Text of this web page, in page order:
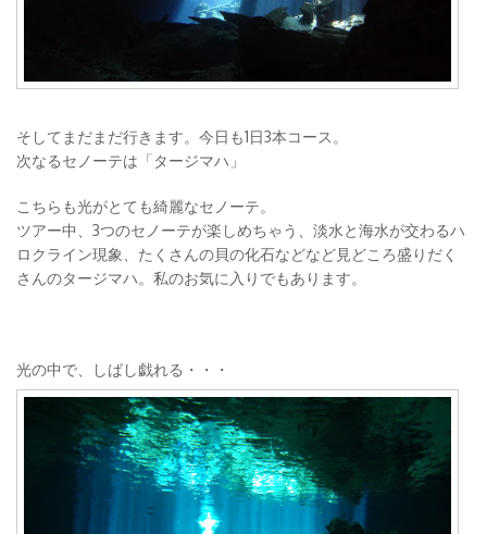
そしてまだまだ行きます。今日も1日3本コース。
次なるセノーテは「タージマハ」
こちらも光がとても綺麗なセノーテ。
ツアー中、3つのセノーテが楽しめちゃう、淡水と海水が交わるハ
ロクライン現象、たくさんの貝の化石などなど見どころ盛りだく
さんのタージマハ。私のお気に入りでもあります。
光の中で、しばし戯れる・・・